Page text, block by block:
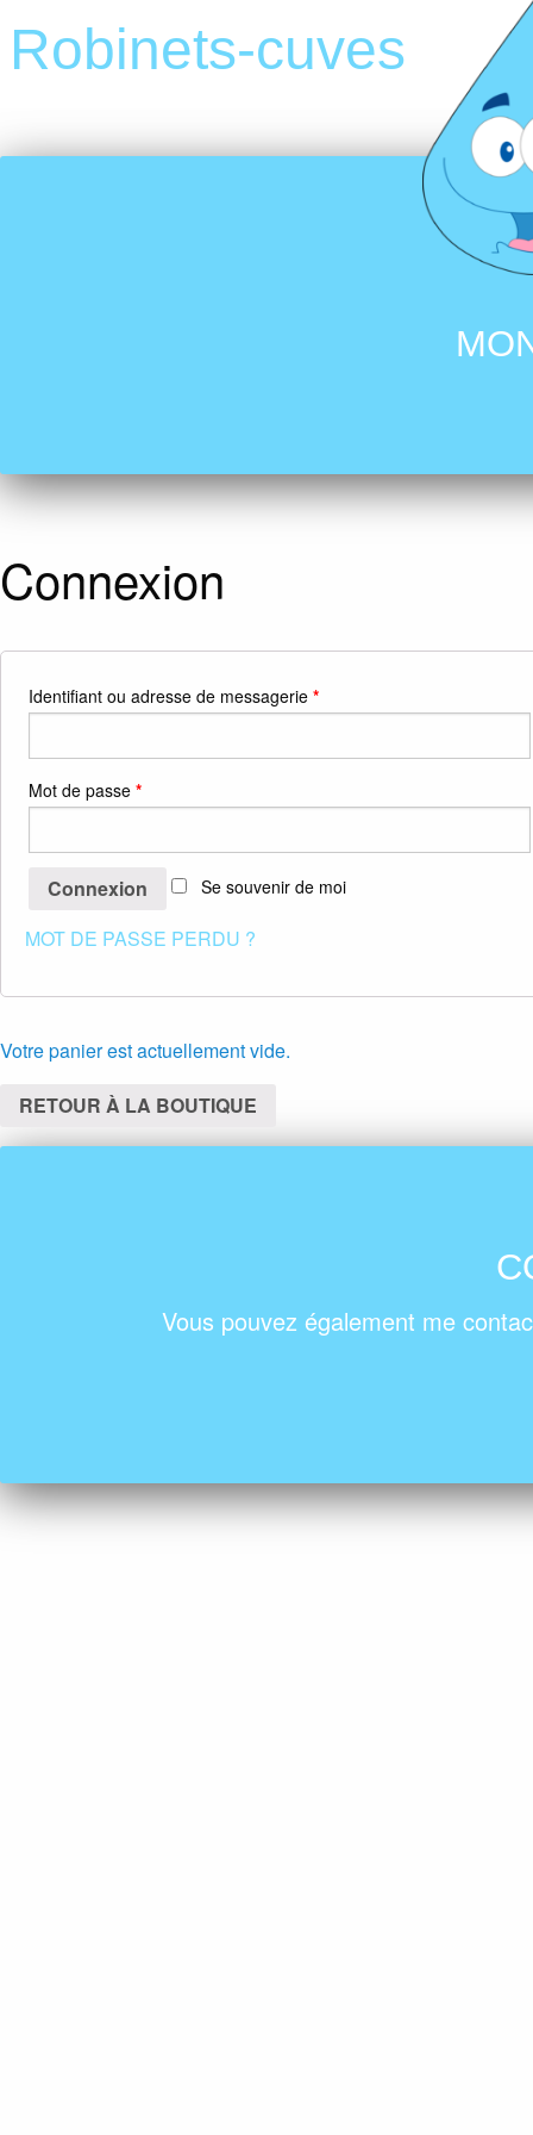
Robinets-cuves
Connexion
Identifiant ou adresse de messagerie *
Mot de passe *
Se souvenir de moi
MOT DE PASSE PERDU ?
Votre panier est actuellement vide.
RETOUR À LA BOUTIQUE
Vous pouvez également me